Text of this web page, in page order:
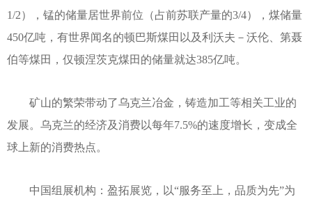
1/2），锰的储量居世界前位（占前苏联产量的3/4），煤储量
450亿吨，有世界闻名的顿巴斯煤田以及利沃夫－沃伦、第聂
伯等煤田，仅顿涅茨克煤田的储量就达385亿吨。
矿山的繁荣带动了乌克兰冶金，铸造加工等相关工业的
发展。乌克兰的经济及消费以每年7.5%的速度增长，变成全
球上新的消费热点。
中国组展机构：盈拓展览，以“服务至上，品质为先”为